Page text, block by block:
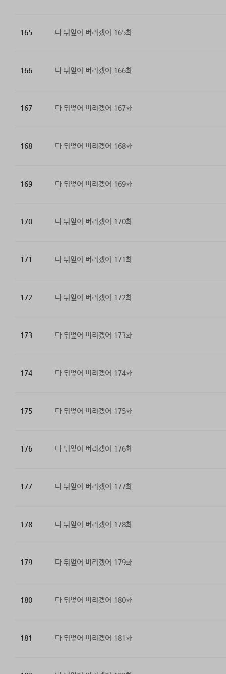
165 다 뒤엎어 버리겠어 165화
166 다 뒤엎어 버리겠어 166화
167 다 뒤엎어 버리겠어 167화
168 다 뒤엎어 버리겠어 168화
169 다 뒤엎어 버리겠어 169화
170 다 뒤엎어 버리겠어 170화
171 다 뒤엎어 버리겠어 171화
172 다 뒤엎어 버리겠어 172화
173 다 뒤엎어 버리겠어 173화
174 다 뒤엎어 버리겠어 174화
175 다 뒤엎어 버리겠어 175화
176 다 뒤엎어 버리겠어 176화
177 다 뒤엎어 버리겠어 177화
178 다 뒤엎어 버리겠어 178화
179 다 뒤엎어 버리겠어 179화
180 다 뒤엎어 버리겠어 180화
181 다 뒤엎어 버리겠어 181화